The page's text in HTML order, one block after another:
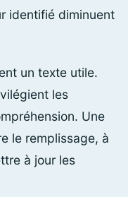
identifié diminuent
un texte utile.
les
Une
le remplissage, à
à jour les